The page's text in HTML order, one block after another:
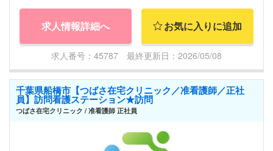
求人情報詳細へ お気に入りに追加
求人番号：45787 最終更新日：2026/05/08
千葉県船橋市【つばさ在宅クリニック／准看護師／正社
員】訪問看護ステーション★訪問
つばさ在宅クリニック / 准看護師 正社員